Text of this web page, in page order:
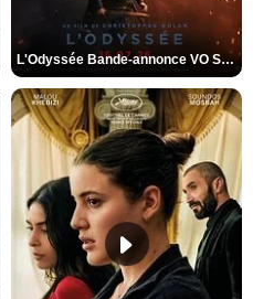
L'Odyssée Bande-annonce VO STFR